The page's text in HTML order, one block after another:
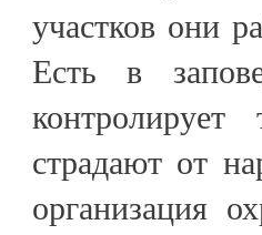
участков они
Есть в
страдают от
организация